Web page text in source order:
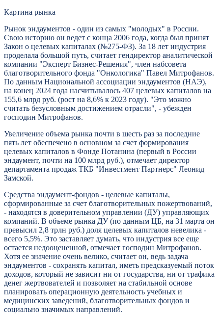
Картина рынка
Рынок эндаументов - один из самых "молодых" в России.
Свою историю он ведет с конца 2006 года, когда был принят
Закон о целевых капиталах (№275-ФЗ). За 18 лет индустрия
проделала большой путь, считает гендиректор аналитической
компании "Эксперт Бизнес-Решения", член набсовета
благотворительного фонда "Онкологика" Павел Митрофанов.
По данным Национальной ассоциации эндаументов (НАЭ),
на конец 2024 года насчитывалось 407 целевых капиталов на
155,6 млрд руб. (рост на 8,6% к 2023 году). "Это можно
считать безусловным достижением отрасли", - убежден
господин Митрофанов.
Увеличение объема рынка почти в шесть раз за последние
пять лет обеспечено в основном за счет формирования
целевых капиталов в Фонде Потанина (первый в России
эндаумент, почти на 100 млрд руб.), отмечает директор
департамента продаж ТКБ "Инвестмент Партнерс" Леонид
Замской.
Средства эндаумент-фондов - целевые капиталы,
сформированные за счет благотворительных пожертвований,
- находятся в доверительном управлении (ДУ) управляющих
компаний. В объеме рынка ДУ (по данным ЦБ, на 31 марта он
превысил 2,8 трлн руб.) доля целевых капиталов невелика -
всего 5,5%. Это заставляет думать, что индустрия все еще
остается недооцененной, отмечает господин Митрофанов.
Хотя ее значение очень велико, считает он, ведь задача
эндаументов - сохранять капитал, иметь предсказуемый поток
доходов, который не зависит ни от государства, ни от трафика
денег жертвователей и позволяет на стабильной основе
планировать операционную деятельность учебных и
медицинских заведений, благотворительных фондов и
социально значимых направлений.